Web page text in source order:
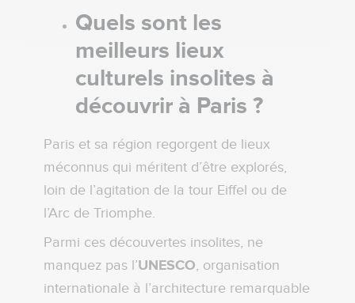
Quels sont les
meilleurs lieux
culturels insolites à
découvrir à Paris ?
Paris et sa région regorgent de lieux
méconnus qui méritent d’être explorés,
loin de l’agitation de la tour Eiffel ou de
l’Arc de Triomphe.
Parmi ces découvertes insolites, ne
manquez pas l’UNESCO, organisation
internationale à l’architecture remarquable